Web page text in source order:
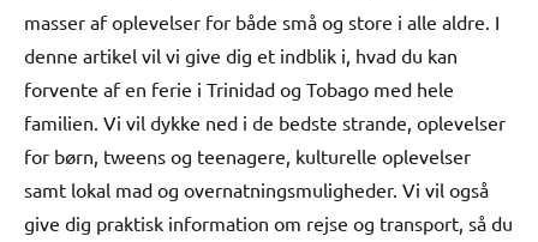
masser af oplevelser for både små og store i alle aldre. I
denne artikel vil vi give dig et indblik i, hvad du kan
forvente af en ferie i Trinidad og Tobago med hele
familien. Vi vil dykke ned i de bedste strande, oplevelser
for børn, tweens og teenagere, kulturelle oplevelser
samt lokal mad og overnatningsmuligheder. Vi vil også
give dig praktisk information om rejse og transport, så du